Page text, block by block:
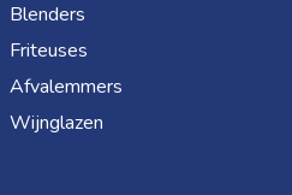
Blenders
Friteuses
Afvalemmers
Wijnglazen